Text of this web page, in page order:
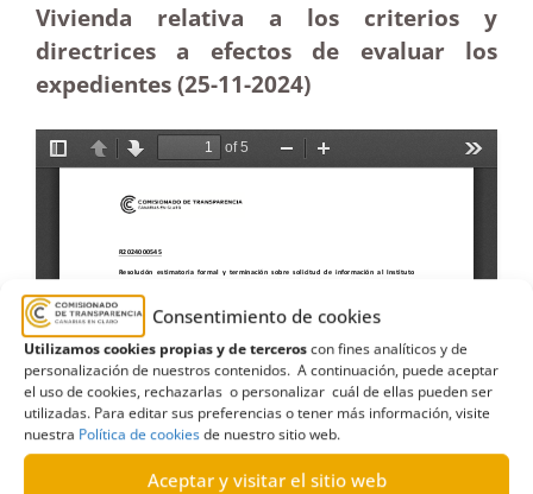
Consentimiento de cookies
Utilizamos cookies propias y de terceroscon fines analíticos y de
personalización de nuestros contenidos. A continuación, puede aceptar
el uso de cookies, rechazarlas o personalizar cuál de ellas pueden ser
utilizadas. Para editar sus preferencias o tener más información, visite
nuestra Política de cookiesde nuestro sitio web.
Aceptar y visitar el sitio web
Vivienda relativa a los criterios y
directrices a efectos de evaluar los
expedientes (25-11-2024)